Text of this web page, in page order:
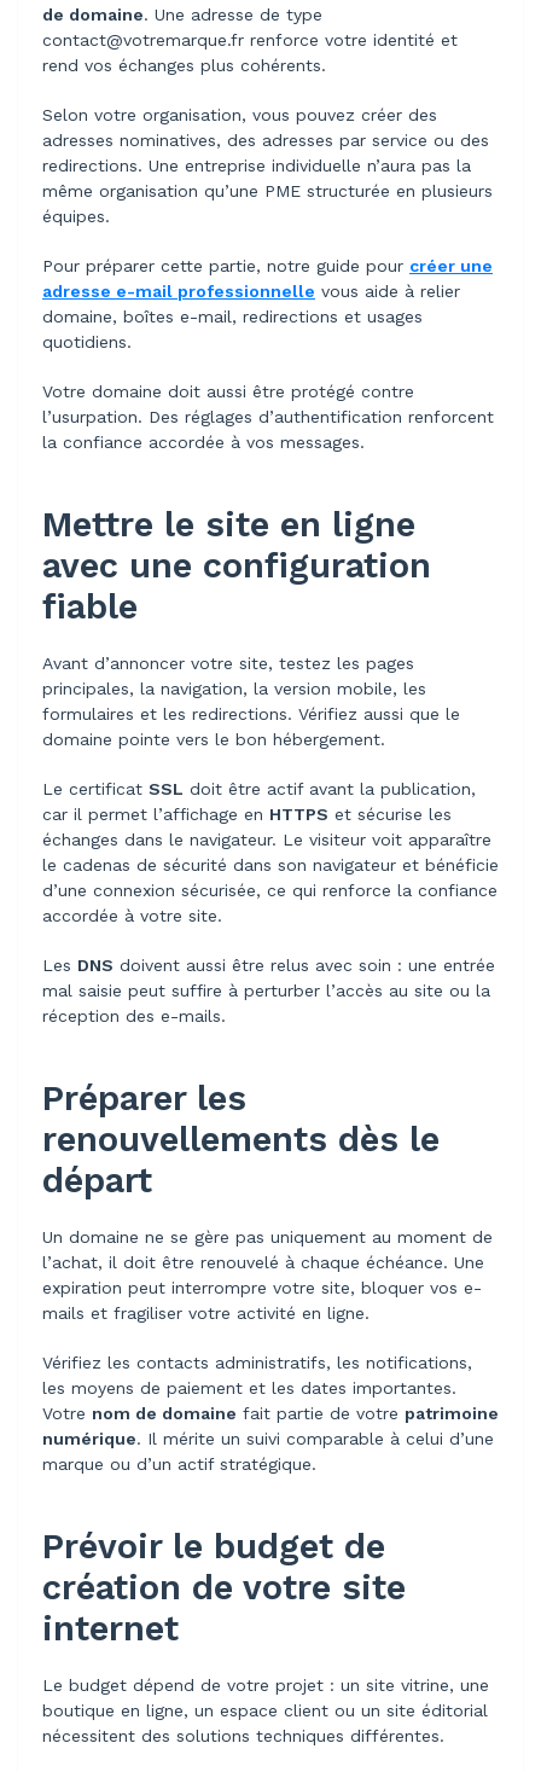
de domaine. Une adresse de type
contact@votremarque.fr renforce votre identité et
rend vos échanges plus cohérents.
Selon votre organisation, vous pouvez créer des
adresses nominatives, des adresses par service ou des
redirections. Une entreprise individuelle n’aura pas la
même organisation qu’une PME structurée en plusieurs
équipes.
Pour préparer cette partie, notre guide pour créer une
adresse e-mail professionnelle vous aide à relier
domaine, boîtes e-mail, redirections et usages
quotidiens.
Votre domaine doit aussi être protégé contre
l’usurpation. Des réglages d’authentification renforcent
la confiance accordée à vos messages.
Mettre le site en ligne
avec une configuration
fiable
Avant d’annoncer votre site, testez les pages
principales, la navigation, la version mobile, les
formulaires et les redirections. Vérifiez aussi que le
domaine pointe vers le bon hébergement.
Le certificat SSL doit être actif avant la publication,
car il permet l’affichage en HTTPS et sécurise les
échanges dans le navigateur. Le visiteur voit apparaître
le cadenas de sécurité dans son navigateur et bénéficie
d’une connexion sécurisée, ce qui renforce la confiance
accordée à votre site.
Les DNS doivent aussi être relus avec soin : une entrée
mal saisie peut suffire à perturber l’accès au site ou la
réception des e-mails.
Préparer les
renouvellements dès le
départ
Un domaine ne se gère pas uniquement au moment de
l’achat, il doit être renouvelé à chaque échéance. Une
expiration peut interrompre votre site, bloquer vos e-
mails et fragiliser votre activité en ligne.
Vérifiez les contacts administratifs, les notifications,
les moyens de paiement et les dates importantes.
Votre nom de domaine fait partie de votre patrimoine
numérique. Il mérite un suivi comparable à celui d’une
marque ou d’un actif stratégique.
Prévoir le budget de
création de votre site
internet
Le budget dépend de votre projet : un site vitrine, une
boutique en ligne, un espace client ou un site éditorial
nécessitent des solutions techniques différentes.